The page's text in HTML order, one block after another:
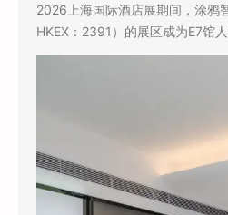
2026上海国际酒店展期间，涂鸦
HKEX：2391）的展区成为E7馆